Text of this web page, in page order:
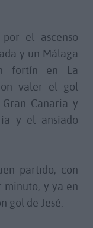
el ascenso
y un Málaga
fortín en La
valer el gol
Canaria y
y el ansiado
partido, con
minuto, y ya en
gol de Jesé.